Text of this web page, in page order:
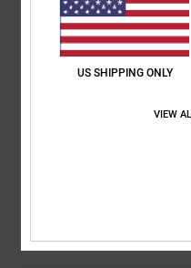
Ich empfehle dieses Produkt
5
Ich empfehle dieses Produkt
US SHIPPING ONLY
VIEW